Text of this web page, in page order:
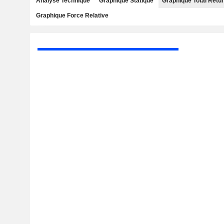
Graphique Force Relative